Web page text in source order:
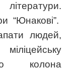
“Юнакові”.
людей,
колона